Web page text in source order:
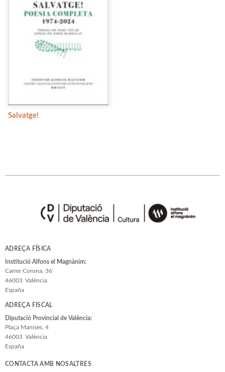
Salvatge!
ADREÇA FÍSICA
Institució Alfons el Magnànim:
Carrer Corona, 36
46003 València
España
ADREÇA FISCAL
Diputació Provincial de València:
Plaça Manises, 4
46003 València
España
CONTACTA AMB NOSALTRES